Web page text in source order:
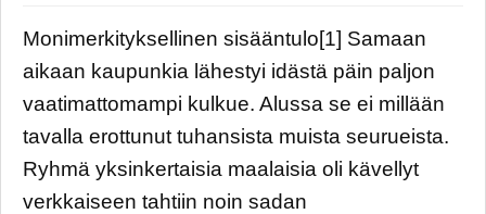
Monimerkityksellinen sisääntulo[1] Samaan
aikaan kaupunkia lähestyi idästä päin paljon
vaatimattomampi kulkue. Alussa se ei millään
tavalla erottunut tuhansista muista seurueista.
Ryhmä yksinkertaisia maalaisia oli kävellyt
verkkaiseen tahtiin noin sadan